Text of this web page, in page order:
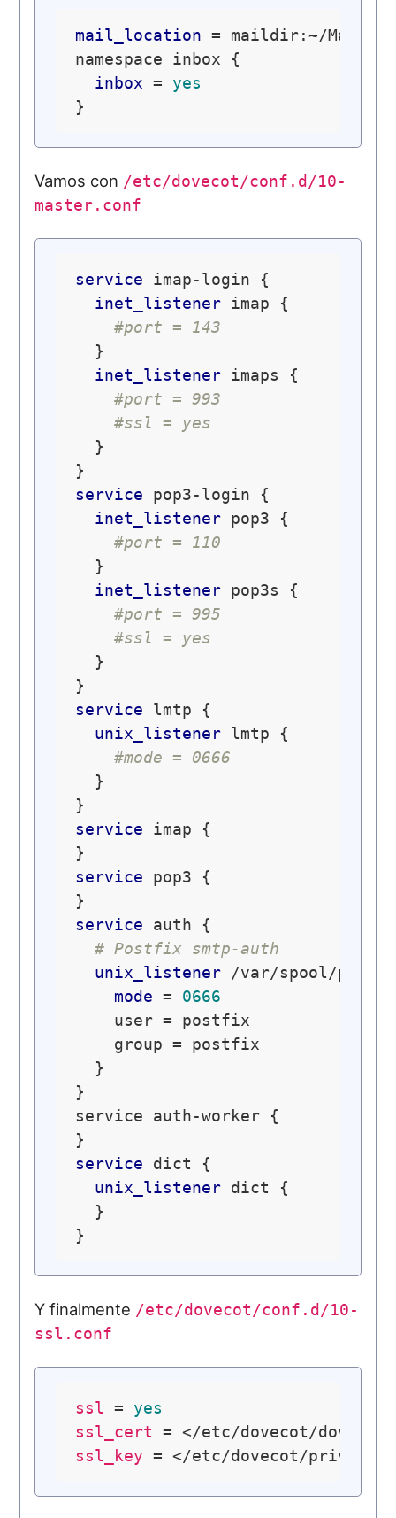
mail_location = maildir:~/Maildir
namespace inbox {
inbox = yes
Vamos con /etc/dovecot/conf.d/10-
master.conf
service imap-login {
inet_listener imap {
#port = 143
  }
inet_listener imaps {
#port = 993
#ssl = yes
  }
service pop3-login {
inet_listener pop3 {
#port = 110
  }
inet_listener pop3s {
#port = 995
#ssl = yes
  }
service lmtp {
unix_listener lmtp {
#mode = 0666
  }
service imap {
service pop3 {
service auth {
# Postfix smtp-auth
unix_listener /var/spool/
mode = 0666
    user = postfix
    group = postfix
  }
}
service auth-worker {
service dict {
unix_listener dict {
  }
Y finalmente /etc/dovecot/conf.d/10-
ssl.conf
ssl = yes
ssl_cert
ssl_key